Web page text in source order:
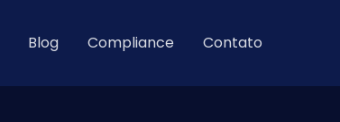
Blog Compliance Contato